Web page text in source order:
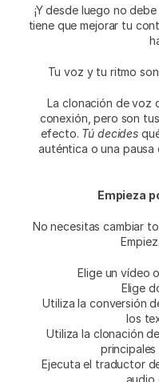
¡Y desde luego no
tiene que mejorar tu
Tu voz y tu ritmo
La clonación de voz
conexión, pero son
efecto. Tú decides
auténtica o una pausa
Empieza
No necesitas cambiar
Elige un vídeo
Elige
Utiliza la conversión
los
Utiliza la clonación
Ejecuta el traductor